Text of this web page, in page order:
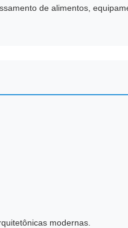
de alimentos,
modernas.